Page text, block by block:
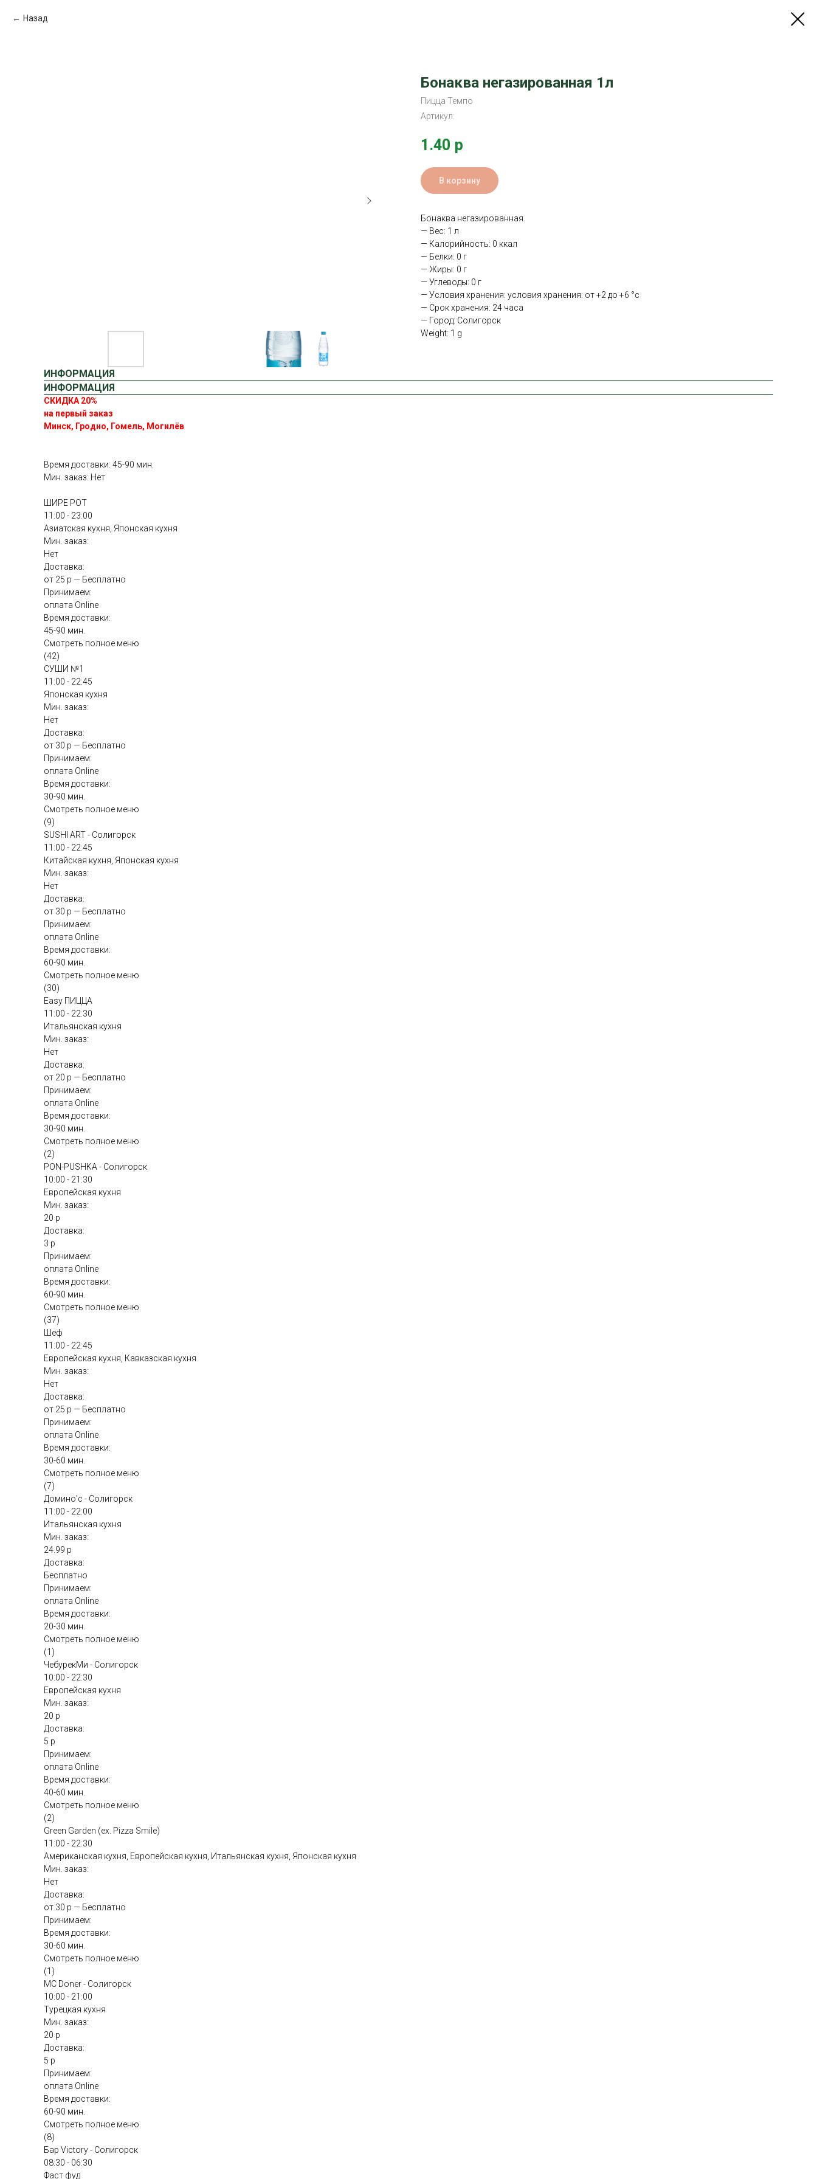
Назад
Бонаква негазированная 1л
Пицца Темпо
Артикул:
1.40 р
В корзину
Бонаква негазированная.
— Вес: 1 л
— Калорийность: 0 ккал
— Белки: 0 г
— Жиры: 0 г
— Углеводы: 0 г
— Условия хранения: условия хранения: от +2 до +6 °с
— Срок хранения: 24 часа
— Город: Солигорск
Weight: 1 g
ИНФОРМАЦИЯ
ИНФОРМАЦИЯ
СКИДКА 20%
на первый заказ
Минск, Гродно, Гомель, Могилёв
Время доставки: 45-90 мин.
Мин. заказ: Нет
ШИРЕ РОТ
11:00 - 23:00
Азиатская кухня, Японская кухня
Мин. заказ:
Нет
Доставка:
от 25 р — Бесплатно
Принимаем:
оплата Online
Время доставки:
45-90 мин.
Смотреть полное меню
(42)
СУШИ №1
11:00 - 22:45
Японская кухня
Мин. заказ:
Нет
Доставка:
от 30 р — Бесплатно
Принимаем:
оплата Online
Время доставки:
30-90 мин.
Смотреть полное меню
(9)
SUSHI ART - Солигорск
11:00 - 22:45
Китайская кухня, Японская кухня
Мин. заказ:
Нет
Доставка:
от 30 р — Бесплатно
Принимаем:
оплата Online
Время доставки:
60-90 мин.
Смотреть полное меню
(30)
Easy ПИЦЦА
11:00 - 22:30
Итальянская кухня
Мин. заказ:
Нет
Доставка:
от 20 р — Бесплатно
Принимаем:
оплата Online
Время доставки:
30-90 мин.
Смотреть полное меню
(2)
PON-PUSHKA - Солигорск
10:00 - 21:30
Европейская кухня
Мин. заказ:
20 р
Доставка:
3 р
Принимаем:
оплата Online
Время доставки:
60-90 мин.
Смотреть полное меню
(37)
Шеф
11:00 - 22:45
Европейская кухня, Кавказская кухня
Мин. заказ:
Нет
Доставка:
от 25 р — Бесплатно
Принимаем:
оплата Online
Время доставки:
30-60 мин.
Смотреть полное меню
(7)
Домино'с - Солигорск
11:00 - 22:00
Итальянская кухня
Мин. заказ:
24.99 р
Доставка:
Бесплатно
Принимаем:
оплата Online
Время доставки:
20-30 мин.
Смотреть полное меню
(1)
ЧебурекМи - Солигорск
10:00 - 22:30
Европейская кухня
Мин. заказ:
20 р
Доставка:
5 р
Принимаем:
оплата Online
Время доставки:
40-60 мин.
Смотреть полное меню
(2)
Green Garden (ex. Pizza Smile)
11:00 - 22:30
Американская кухня, Европейская кухня, Итальянская кухня, Японская кухня
Мин. заказ:
Нет
Доставка:
от 30 р — Бесплатно
Принимаем:
Время доставки:
30-60 мин.
Смотреть полное меню
(1)
MC Doner - Солигорск
10:00 - 21:00
Турецкая кухня
Мин. заказ:
20 р
Доставка:
5 р
Принимаем:
оплата Online
Время доставки:
60-90 мин.
Смотреть полное меню
(8)
Бар Victory - Солигорск
08:30 - 06:30
Фаст фуд